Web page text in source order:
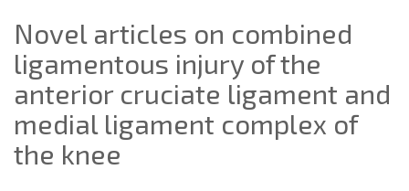
Novel articles on combined
ligamentous injury of the
anterior cruciate ligament and
medial ligament complex of
the knee